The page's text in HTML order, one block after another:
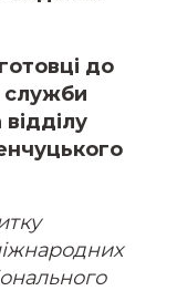
до
служби